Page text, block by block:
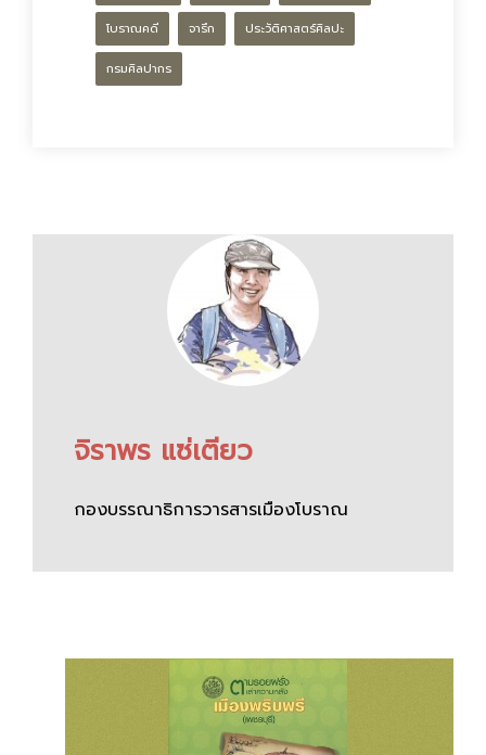
โบราณคดี จารึก ประวัติศาสตร์ศิลปะ
กรมศิลปากร
จิราพร แซ่เตียว
กองบรรณาธิการวารสารเมืองโบราณ